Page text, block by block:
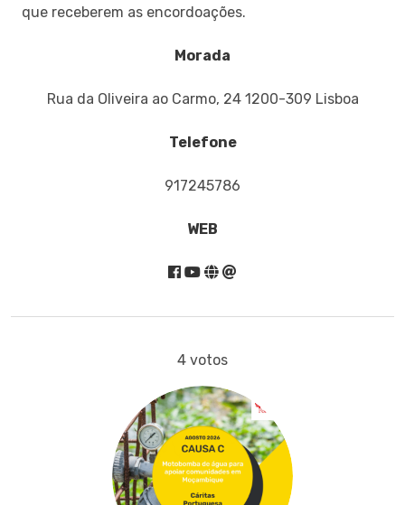
que receberem as encordoa­ções.
Morada
Rua da Oliveira ao Carmo, 24 1200-309 Lisboa
Telefone
917245786
WEB
4 votos